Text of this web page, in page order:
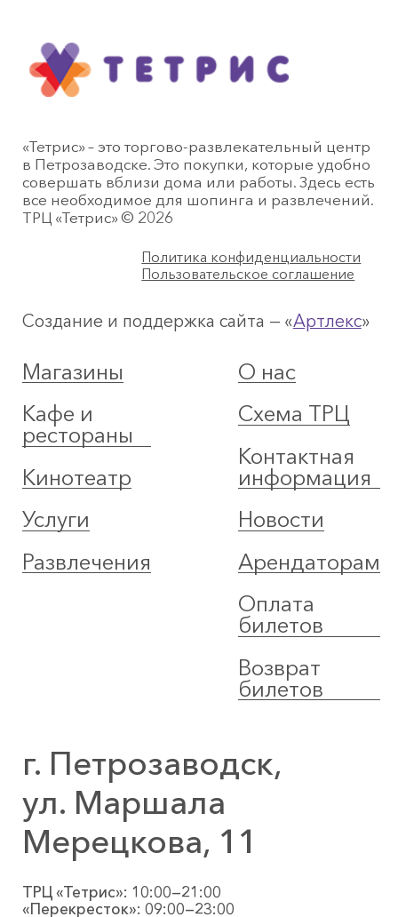
«Тетрис» – это торгово-развлекательный центр
в Петрозаводске. Это покупки, которые удобно
совершать вблизи дома или работы. Здесь есть
все необходимое для шопинга и развлечений.
ТРЦ «Тетрис» © 2026
Политика конфиденциальности
Пользовательское соглашение
Создание и поддержка сайта — «Артлекс»
Магазины
Кафе и
рестораны
Кинотеатр
Услуги
Развлечения
О нас
Схема ТРЦ
Контактная
информация
Новости
Арендаторам
Оплата
билетов
Возврат
билетов
г. Петрозаводск,
ул. Маршала
Мерецкова, 11
ТРЦ «Тетрис»: 10:00—21:00
«Перекресток»: 09:00—23:00